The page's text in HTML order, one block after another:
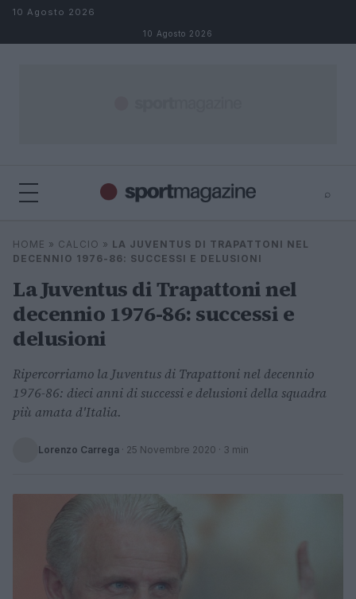
Salta al contenuto
10 Agosto 2026
10 Agosto 2026
⌕
Cerca
HOME » CALCIO » LA JUVENTUS DI TRAPATTONI NEL
DECENNIO 1976-86: SUCCESSI E DELUSIONI
La Juventus di Trapattoni nel
decennio 1976-86: successi e
delusioni
Ripercorriamo la Juventus di Trapattoni nel decennio
1976-86: dieci anni di successi e delusioni della squadra
più amata d'Italia.
Lorenzo Carrega · 25 Novembre 2020 · 3 min